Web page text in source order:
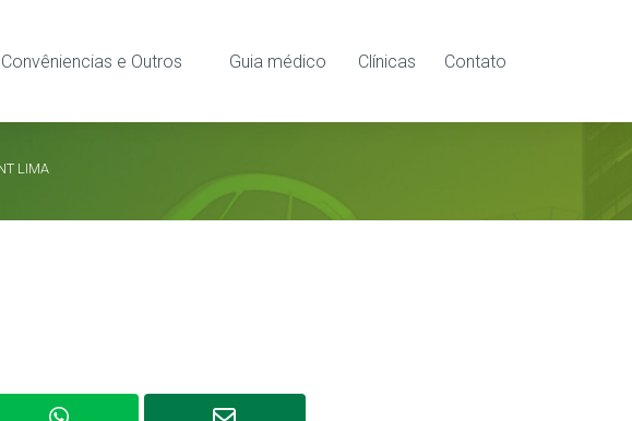
Convêniencias e Outros Guia médico Clínicas Contato
LIMA